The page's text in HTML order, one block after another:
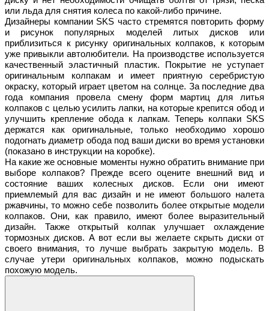
или льда для снятия колеса по какой-либо причине.
Дизайнеры компании SKS часто стремятся повторить форму
и рисунок популярных моделей литых дисков или
приблизиться к рисунку оригинальных колпаков, к которым
уже привыкли автолюбители. На производстве используется
качественный эластичный пластик. Покрытие не уступает
оригинальным колпакам и имеет приятную серебристую
окраску, который играет цветом на солнце. За последние два
года компания провела смену форм мартиц для литья
колпаков с целью усилить лапки, на которые крепится обод и
улучшить крепление обода к лапкам. Теперь колпаки SKS
держатся как оригинальные, только необходимо хорошо
подогнать диаметр обода под ваши диски во время установки
(показано в инструкции на коробке).
На какие же основные моменты нужно обратить внимание при
выборе колпаков? Прежде всего оцените внешний вид и
состояние ваших колесных дисков. Если они имеют
приемлемый для вас дизайн и не имеют большого налета
ржавчины, то можно себе позволить более открытые модели
колпаков. Они, как правило, имеют более выразительный
дизайн. Также открытый колпак улучшает охлаждение
тормозных дисков. А вот если вы желаете скрыть диски от
своего внимания, то лучше выбрать закрытую модель. В
случае утери оригинальных колпаков, можно подыскать
похожую модель.